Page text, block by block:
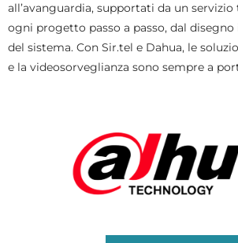
all’avanguardia, supportati da un
ogni progetto passo a passo, dal
del sistema. Con Sir.tel e Dahua, le
e la videosorveglianza sono sempre a